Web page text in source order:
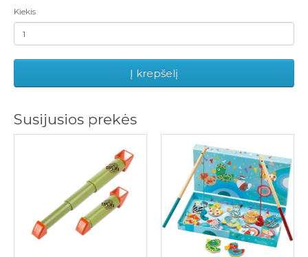
Kiekis
Į krepšelį
Susijusios prekės